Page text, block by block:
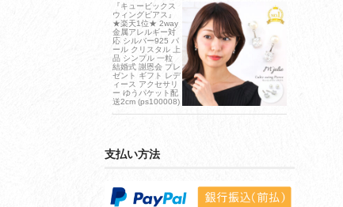
『キュービックス
ウィングピアス』
★楽天1位★ 2way
金属アレルギー対
応 シルバー925 パ
ール クリスタル 上
品 シンプル 一粒
結婚式 謝恩会 プレ
ゼント ギフト レデ
ィース アクセサリ
ー ゆうパケット配
送2cm (ps100008)
支払い方法